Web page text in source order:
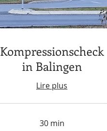
Kompressionscheck
in Balingen
Lire plus
30 min